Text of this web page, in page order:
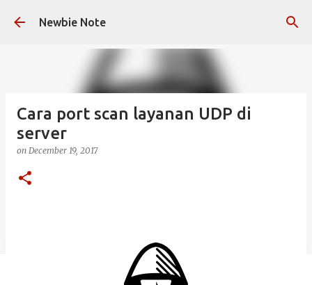
Skip to main content
Newbie Note
Cara port scan layanan UDP di
server
on December 19, 2017